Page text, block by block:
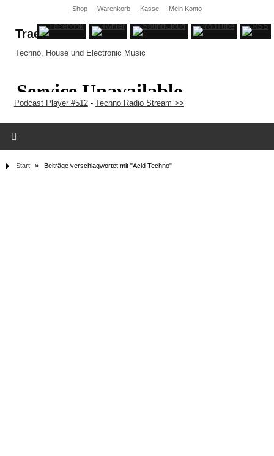
Shop Warenkorb Kasse Mein Konto
Traex
Techno, House und Electronic Music
Podcast Player #512- Techno Radio Stream >>
Start » Beiträge verschlagwortet mit "Acid Techno"